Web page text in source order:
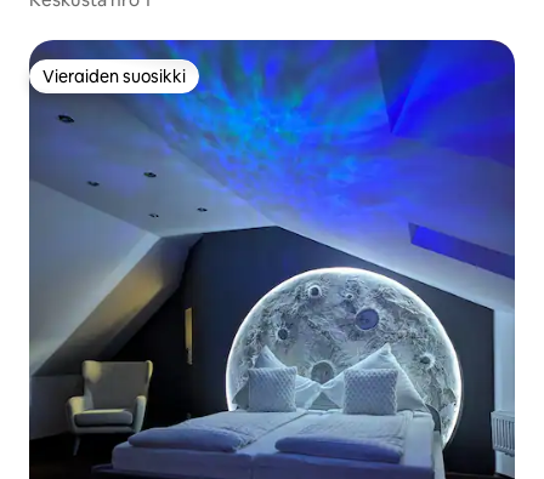
Vieraiden suosikki
Vieraiden suosikki